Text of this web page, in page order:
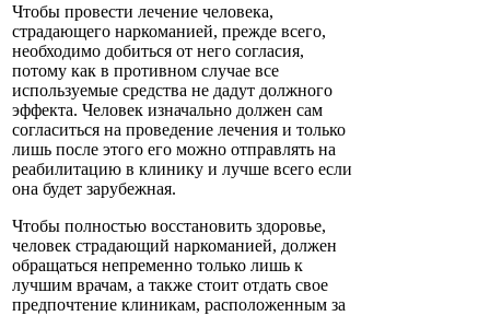
Чтобы провести лечение человека,
страдающего наркоманией, прежде всего,
необходимо добиться от него согласия,
потому как в противном случае все
используемые средства не дадут должного
эффекта. Человек изначально должен сам
согласиться на проведение лечения и только
лишь после этого его можно отправлять на
реабилитацию в клинику и лучше всего если
она будет зарубежная.
Чтобы полностью восстановить здоровье,
человек страдающий наркоманией, должен
обращаться непременно только лишь к
лучшим врачам, а также стоит отдать свое
предпочтение клиникам, расположенным за